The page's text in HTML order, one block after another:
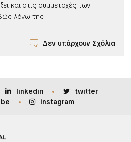
και στις συμμετοχές των
λόγω της...
Δεν υπάρχουν Σχόλια
linkedin
twitter
instagram